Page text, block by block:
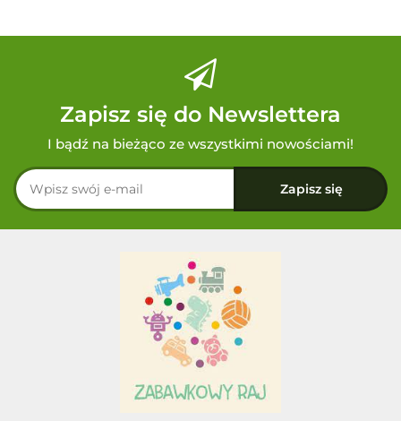
Zapisz się do Newslettera
I bądź na bieżąco ze wszystkimi nowościami!